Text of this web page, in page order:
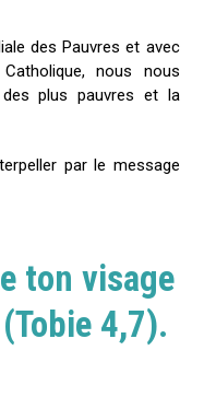
des Pauvres et avec
nous nous
plus pauvres et la
par le message
visage
4,7).